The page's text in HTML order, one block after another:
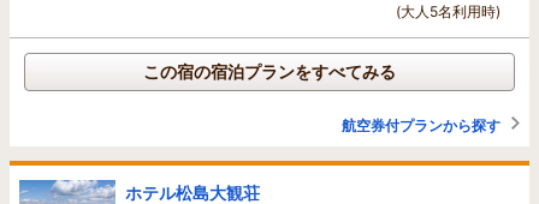
(大人5名利用時)
この宿の宿泊プランをすべてみる
航空券付プランから探す
ホテル松島大観荘